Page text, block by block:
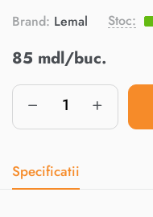
Brand: Lemal Stoc:
85 mdl/buc.
Specificatii